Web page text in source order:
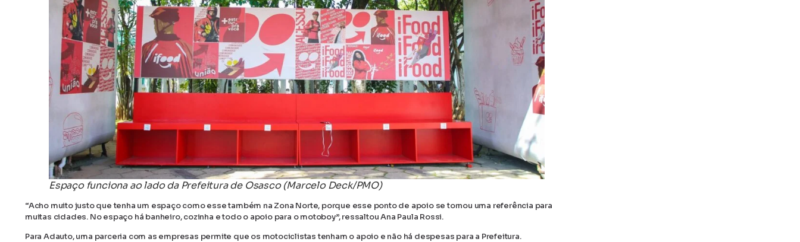
Espaço funciona ao lado da Prefeitura de Osasco (Marcelo Deck/PMO)
“Acho muito justo que tenha um espaço como esse também na Zona Norte, porque esse ponto de apoio se tornou uma referência para
muitas cidades. No espaço há banheiro, cozinha e todo o apoio para o motoboy”, ressaltou Ana Paula Rossi.
Para Adauto, uma parceria com as empresas permite que os motociclistas tenham o apoio e não há despesas para a Prefeitura.